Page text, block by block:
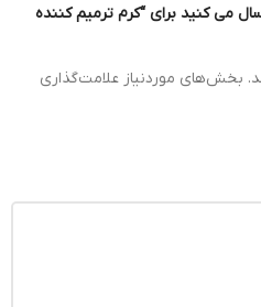
می کنید برای “کرم ترمیم کننده
بخش‌های موردنیاز علامت‌گذاری